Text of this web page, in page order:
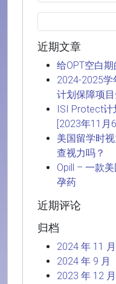
近期文章
给OPT空白
2024-2025学
计划保障项
ISI Protect计
[2023年11月
美国留学时
查视力吗？
Opill – 一款
孕药
近期评论
归档
2024 年 11 月
2024 年 9 月
2023 年 12 月